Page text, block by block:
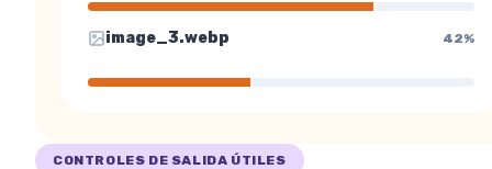
image_3.webp 42%
CONTROLES DE SALIDA ÚTILES